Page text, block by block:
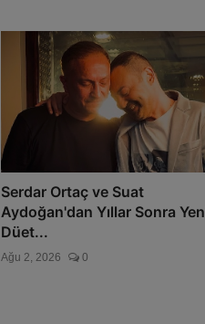
Serdar Ortaç ve Suat
Aydoğan'dan Yıllar Sonra
Düet...
Ağu 2, 2026 0